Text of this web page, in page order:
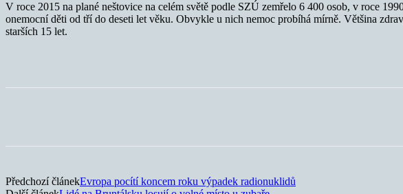
V roce 2015 na plané neštovice na celém světě podle SZÚ zemřelo 6 400 osob, v roce
onemocní děti od tří do deseti let věku. Obvykle u nich nemoc probíhá mírně. Většina
starších 15 let.
Předchozí článekEvropa pocítí koncem roku výpadek radionuklidů